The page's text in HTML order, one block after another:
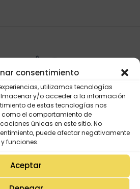
consentimiento
utilizamos tecnologías
y/o acceder a la información
de estas tecnologías nos
el comportamiento de
únicas en este sitio. No
puede afectar negativamente
funciones.
Aceptar
Mi Cuenta
Lista de deseos
Mi Perfil
Descargas